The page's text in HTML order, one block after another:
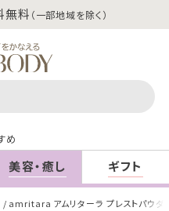
無料 （一部地域を除く）
め
美容・癒し ギフト
amritara アムリターラ プレストパウダ